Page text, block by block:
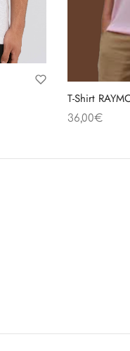
T-Shirt
36,00€